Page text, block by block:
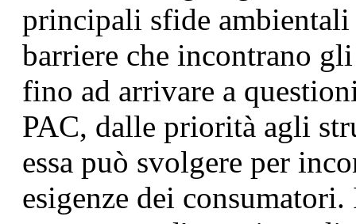
principali sfide
barriere che incontrano
fino ad arrivare a
PAC, dalle priorità agli
essa può svolgere per
esigenze dei